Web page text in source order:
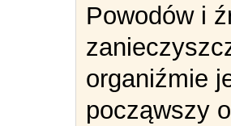
Powodów i
organiźmie
począwszy